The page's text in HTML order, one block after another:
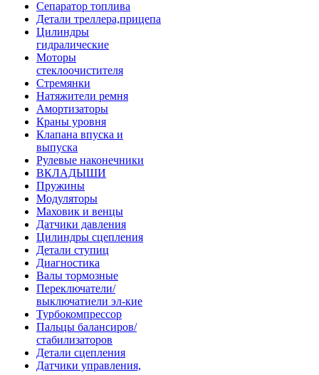
Сепаратор топлива
Детали треллера,прицепа
Цилиндры
гидралические
Моторы
стеклоочистителя
Стремянки
Натяжители ремня
Амортизаторы
Краны уровня
Клапана впуска и
выпуска
Рулевые наконечники
ВКЛАДЫШИ
Пружины
Модуляторы
Маховик и венцы
Датчики давления
Цилиндры сцепления
Детали ступиц
Диагностика
Валы тормозные
Переключатели/
выключатиели эл-кие
Турбокомпрессор
Пальцы балансиров/
стабилизаторов
Детали сцепления
Датчики управления,